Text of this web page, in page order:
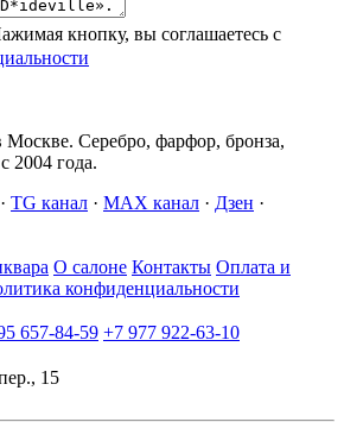
кнопку, вы соглашаетесь с
Серебро, фарфор, бронза,
2004 года.
· TG канал · MAX канал · Дзен ·
О салоне Контакты Оплата и
конфиденциальности
657-84-59 +7 977 922-63-10
15